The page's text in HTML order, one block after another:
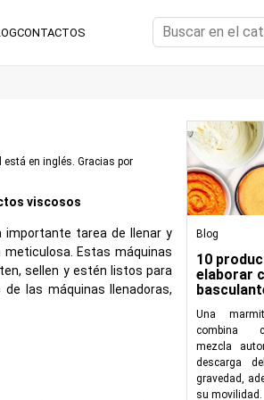
CONTACTOS
en inglés. Gracias por
viscosos
importante tarea de llenar y
Estas máquinas
sellen y estén listos para
las máquinas llenadoras,
diseñadas para agilizar el
amplia gama de industrias,
Blog
10
elaborar
Una
combina
mezcla
descarga
gravedad,
su movilidad.